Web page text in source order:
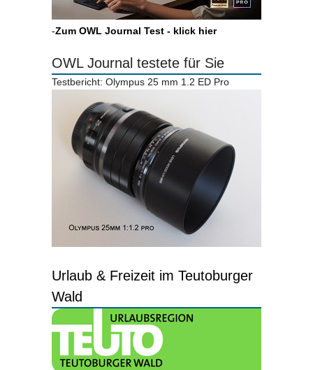
-Zum OWL Journal Test - klick hier
OWL Journal testete für Sie
Testbericht: Olympus 25 mm 1.2 ED Pro
Urlaub & Freizeit im Teutoburger
Wald